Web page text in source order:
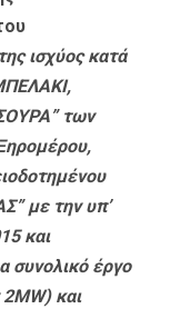
ισχύος κατά
των
με την υπ’
και
συνολικό έργο
και